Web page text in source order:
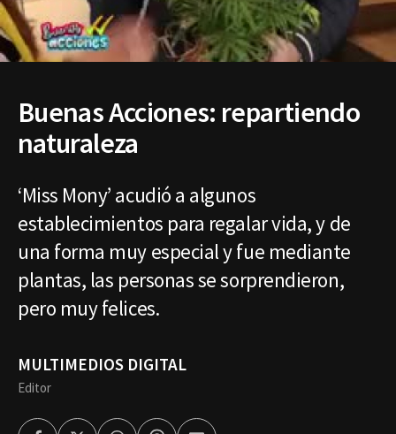
Buenas Acciones: repartiendo
naturaleza
‘Miss Mony’ acudió a algunos
establecimientos para regalar vida, y de
una forma muy especial y fue mediante
plantas, las personas se sorprendieron,
pero muy felices.
MULTIMEDIOS DIGITAL
Editor